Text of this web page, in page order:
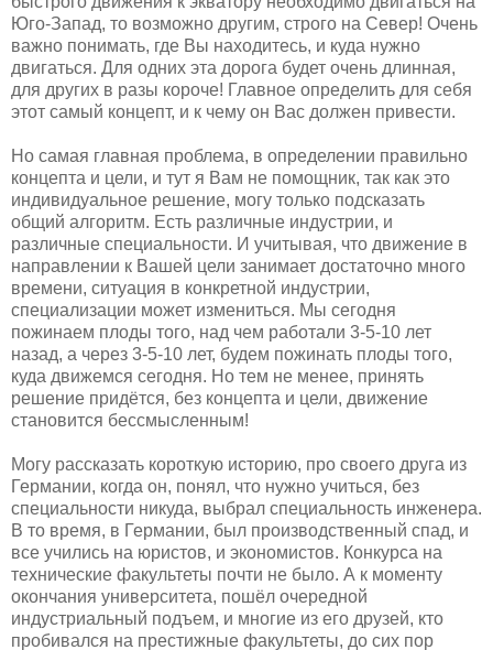
Юго-Запад, то возможно другим, строго на Север! Очень
важно понимать, где Вы находитесь, и куда нужно
двигаться. Для одних эта дорога будет очень длинная,
для других в разы короче! Главное определить для себя
этот самый концепт, и к чему он Вас должен привести.
Но самая главная проблема, в определении правильно
концепта и цели, и тут я Вам не помощник, так как это
индивидуальное решение, могу только подсказать
общий алгоритм. Есть различные индустрии, и
различные специальности. И учитывая, что движение в
направлении к Вашей цели занимает достаточно много
времени, ситуация в конкретной индустрии,
специализации может измениться. Мы сегодня
пожинаем плоды того, над чем работали 3-5-10 лет
назад, а через 3-5-10 лет, будем пожинать плоды того,
куда движемся сегодня. Но тем не менее, принять
решение придётся, без концепта и цели, движение
становится бессмысленным!
Могу рассказать короткую историю, про своего друга из
Германии, когда он, понял, что нужно учиться, без
специальности никуда, выбрал специальность инженера.
В то время, в Германии, был производственный спад, и
все учились на юристов, и экономистов. Конкурса на
технические факультеты почти не было. А к моменту
окончания университета, пошёл очередной
индустриальный подъем, и многие из его друзей, кто
пробивался на престижные факультеты, до сих пор